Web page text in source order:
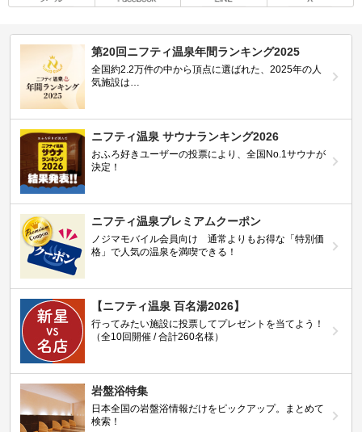
第20回ニフティ温泉年間ランキング2025
全国約2.2万件の中から頂点に選ばれた、2025年の人
気施設は…
ニフティ温泉 サウナランキング2026
おふろ好きユーザーの投票により、全国No.1サウナが
決定！
ニフティ温泉プレミアムクーポン
ノジマモバイル会員向け 通常よりもお得な「特別価
格」で人気の温泉を満喫できる！
【ニフティ温泉 百名湯2026】
行ってみたい施設に投票してプレゼントを当てよう！
（全10回開催 / 合計260名様）
岩盤浴特集
日本全国の岩盤浴情報だけをピックアップ。まとめて
検索！